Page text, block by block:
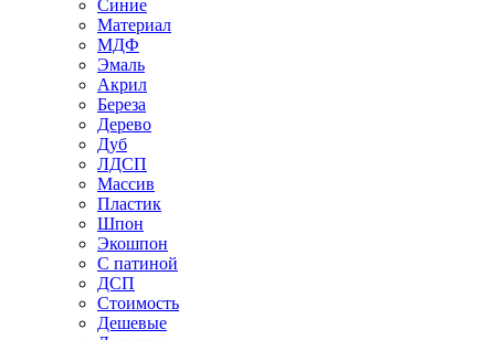
Синие
Материал
МДФ
Эмаль
Акрил
Береза
Дерево
Дуб
ЛДСП
Массив
Пластик
Шпон
Экошпон
С патиной
ДСП
Стоимость
Дешевые